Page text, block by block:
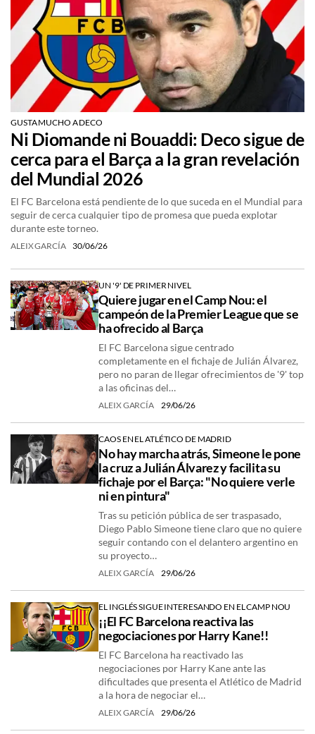
GUSTA MUCHO A DECO
Ni Diomande ni Bouaddi: Deco sigue de
cerca para el Barça a la gran revelación
del Mundial 2026
El FC Barcelona está pendiente de lo que suceda en el Mundial para
seguir de cerca cualquier tipo de promesa que pueda explotar
durante este torneo.
ALEIX GARCÍA 30/06/26
UN '9' DE PRIMER NIVEL
Quiere jugar en el Camp Nou: el
campeón de la Premier League que se
ha ofrecido al Barça
El FC Barcelona sigue centrado
completamente en el fichaje de Julián Álvarez,
pero no paran de llegar ofrecimientos de '9' top
a las oficinas del…
ALEIX GARCÍA 29/06/26
CAOS EN EL ATLÉTICO DE MADRID
No hay marcha atrás, Simeone le pone
la cruz a Julián Álvarez y facilita su
fichaje por el Barça: "No quiere verle
ni en pintura"
Tras su petición pública de ser traspasado,
Diego Pablo Simeone tiene claro que no quiere
seguir contando con el delantero argentino en
su proyecto…
ALEIX GARCÍA 29/06/26
EL INGLÉS SIGUE INTERESANDO EN EL CAMP NOU
¡¡El FC Barcelona reactiva las
negociaciones por Harry Kane!!
El FC Barcelona ha reactivado las
negociaciones por Harry Kane ante las
dificultades que presenta el Atlético de Madrid
a la hora de negociar el…
ALEIX GARCÍA 29/06/26